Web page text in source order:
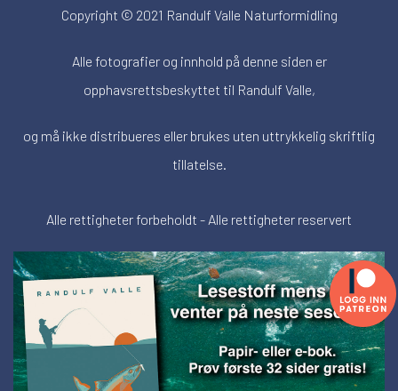
Copyright © 2021 Randulf Valle Naturformidling
Alle fotografier og innhold på denne siden er
opphavsrettsbeskyttet til Randulf Valle,
og må ikke distribueres eller brukes uten uttrykkelig skriftlig
tillatelse.
Alle rettigheter forbeholdt - Alle rettigheter reservert